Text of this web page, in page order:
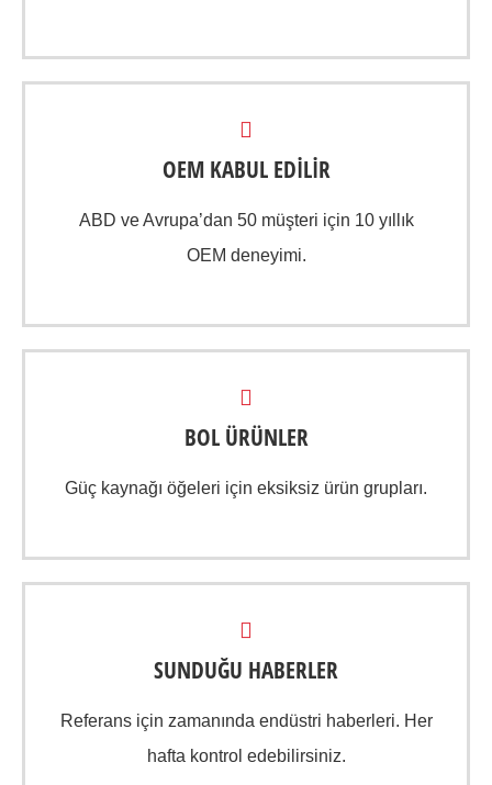
OEM KABUL EDİLİR
ABD ve Avrupa’dan 50 müşteri için 10 yıllık
OEM deneyimi.
BOL ÜRÜNLER
Güç kaynağı öğeleri için eksiksiz ürün grupları.
SUNDUĞU HABERLER
Referans için zamanında endüstri haberleri. Her
hafta kontrol edebilirsiniz.